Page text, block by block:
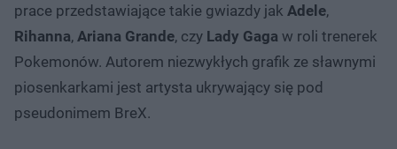
prace przedstawiające takie gwiazdy jak Adele,
Rihanna, Ariana Grande, czy Lady Gaga w roli trenerek
Pokemonów. Autorem niezwykłych grafik ze sławnymi
piosenkarkami jest artysta ukrywający się pod
pseudonimem BreX.